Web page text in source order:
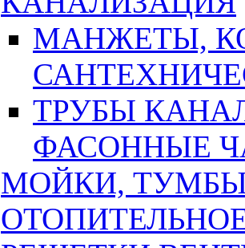
МАНЖЕТЫ,
ТРУБЫ
ФАСОННЫЕ
МОЙКИ,